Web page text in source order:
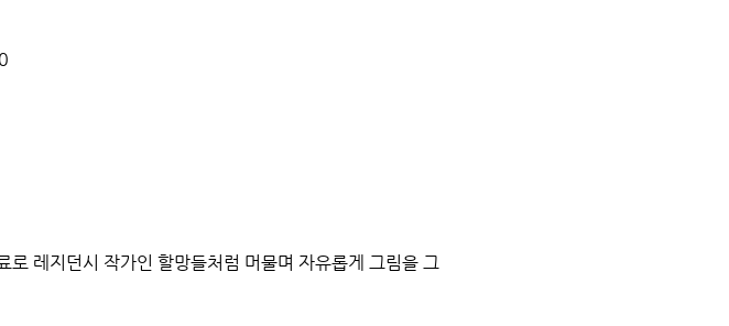
레지던시 작가인 할망들처럼 머물며 자유롭게 그림을 그